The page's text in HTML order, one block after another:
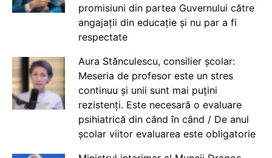
promisiuni din partea Guvernului către
angajații din educație și nu par a fi
respectate
Aura Stănculescu, consilier școlar:
Meseria de profesor este un stres
continuu și unii sunt mai puțini
rezistenți. Este necesară o evaluare
psihiatrică din când în când / De anul
școlar viitor evaluarea este obligatorie